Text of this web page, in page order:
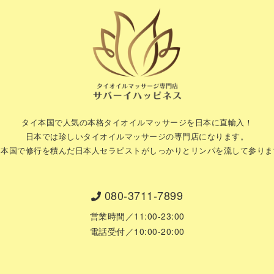
タイ本国で人気の本格タイオイルマッサージを日本に直輸入！
日本では珍しいタイオイルマッサージの専門店になります。
国で修行を積んだ日本人セラピストがしっかりとリンパを流して参り
080-3711-7899
営業時間／11:00-23:00
電話受付／10:00-20:00